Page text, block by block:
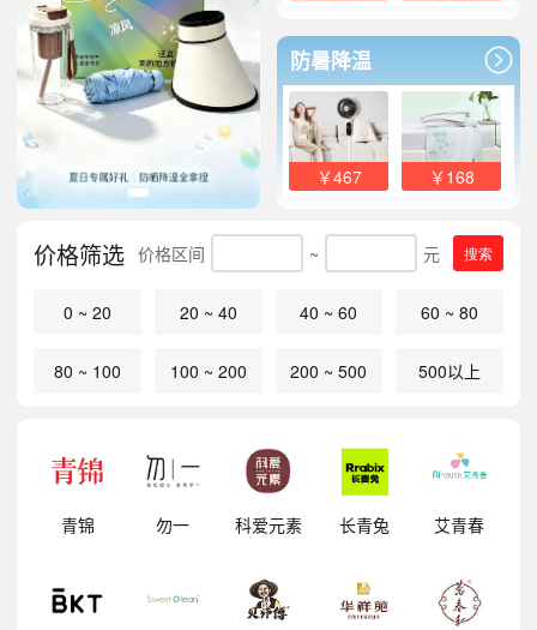
防暑降温
￥467 ￥168
价格筛选 价格区间 ~ 元 搜索
0 ~ 20 20 ~ 40 40 ~ 60 60 ~ 80
80 ~ 100 100 ~ 200 200 ~ 500 500以上
青锦 勿一 科爱元素 长青兔 艾青春